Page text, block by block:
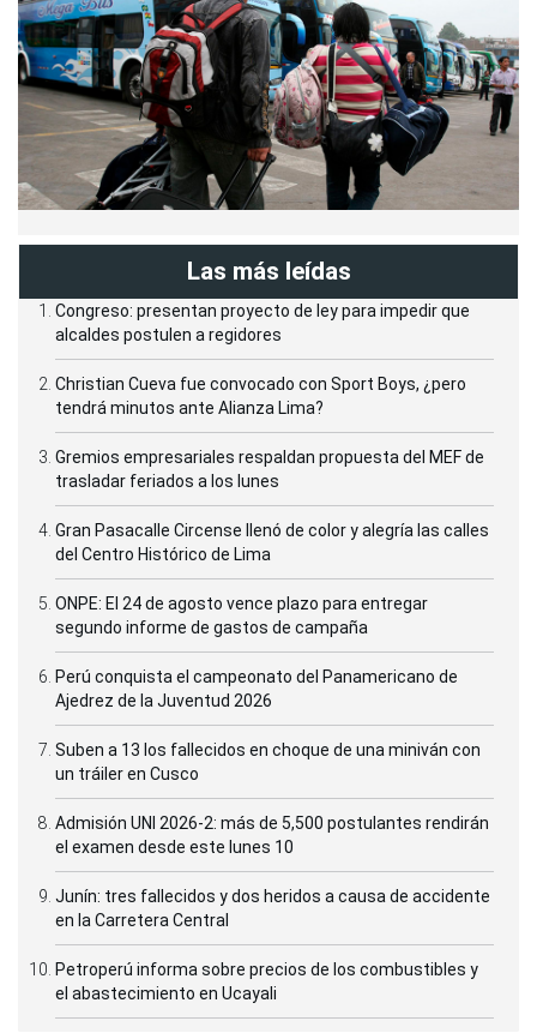
Las más leídas
Congreso: presentan proyecto de ley para impedir que
alcaldes postulen a regidores
Christian Cueva fue convocado con Sport Boys, ¿pero
tendrá minutos ante Alianza Lima?
Gremios empresariales respaldan propuesta del MEF de
trasladar feriados a los lunes
Gran Pasacalle Circense llenó de color y alegría las calles
del Centro Histórico de Lima
ONPE: El 24 de agosto vence plazo para entregar
segundo informe de gastos de campaña
Perú conquista el campeonato del Panamericano de
Ajedrez de la Juventud 2026
Suben a 13 los fallecidos en choque de una miniván con
un tráiler en Cusco
Admisión UNI 2026-2: más de 5,500 postulantes rendirán
el examen desde este lunes 10
Junín: tres fallecidos y dos heridos a causa de accidente
en la Carretera Central
Petroperú informa sobre precios de los combustibles y
el abastecimiento en Ucayali